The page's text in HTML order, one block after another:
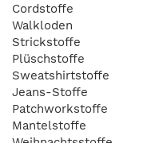
Cordstoffe
Walkloden
Strickstoffe
Plüschstoffe
Sweatshirtstoffe
Jeans-Stoffe
Patchworkstoffe
Mantelstoffe